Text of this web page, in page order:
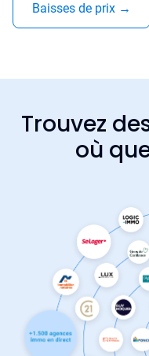
Baisses de prix →
Trouvez
où